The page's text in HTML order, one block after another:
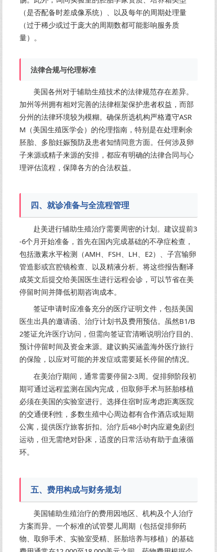
（是否配备时差成像系统）、以及每年的周期处理量
（过于稀少或过于庞大的周期数都可能影响服务质
量）。
法律合规与伦理标准
美国各州对于辅助生殖技术的法律规范存在差异。
加州等州拥有相对完善的法律框架保护患者权益，而部
分州的法律环境较为模糊。确保所选机构严格遵守ASR
M（美国生殖医学会）的伦理指南，特别是在处理剩余
胚胎、多胎妊娠预防及患者知情同意方面。任何涉及卵
子来源或精子来源的安排，都应有明确的法律合同与心
理评估流程，保障各方的合法权益。
四、就诊准备与全流程管理
赴美进行辅助生殖治疗需要周密的计划。建议提前3
-6个月开始准备，首先在国内完成基础的不孕症检查，
包括激素水平检测（AMH、FSH、LH、E2）、子宫输卵
管造影或宫腔镜检查、以及精液分析。将这些报告翻译
成英文后提交给美国医生进行远程会诊，可以节省在美
停留时间并降低初期咨询成本。
签证申请时应准备充分的医疗证明文件，包括美国
医生出具的邀请函、治疗计划书及费用预估。虽然B1/B
2签证允许医疗访问，但需向签证官清晰说明治疗目的、
预计停留时间及资金来源。建议购买涵盖海外医疗旅行
的保险，以应对可能的并发症或需要延长停留的情况。
在美治疗期间，通常需要停留2-3周。促排卵阶段初
期可通过远程监测在国内完成，但取卵手术与胚胎移植
必须在美国的实验室进行。选择住宿时应考虑距离医院
的交通便利性，多数生殖中心周边都有合作酒店或短期
公寓，提供医疗旅客折扣。治疗后48小时内应避免剧烈
运动，但无需绝对卧床，适度的日常活动有助于血液循
环。
五、费用构成与财务规划
美国辅助生殖治疗的费用因地区、机构及个人治疗
方案而异。一个标准的试管婴儿周期（包括促排卵药
物、取卵手术、实验室受精、胚胎培养与移植）的基础